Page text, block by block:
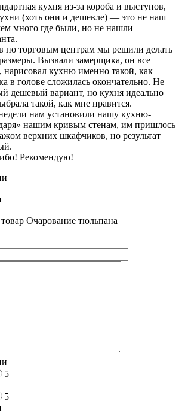
кухня из-за короба и выступов,
(хоть они и дешевле) — это не наш
много где были, но не нашли
по торговым центрам мы решили делать
Вызвали замерщика, он все
нарисовал кухню именно такой, как
в голове сложилась окончательно. Не
дешевый вариант, но кухня идеально
такой, как мне нравится.
нам установили нашу кухню-
нашим кривым стенам, им пришлось
верхних шкафчиков, но результат
Рекомендую!
Очарование тюльпана
5
5